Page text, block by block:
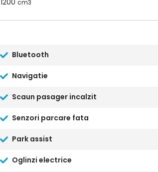
cm3
Bluetooth
Navigatie
Scaun pasager incalzit
Senzori parcare fata
Park assist
Oglinzi electrice